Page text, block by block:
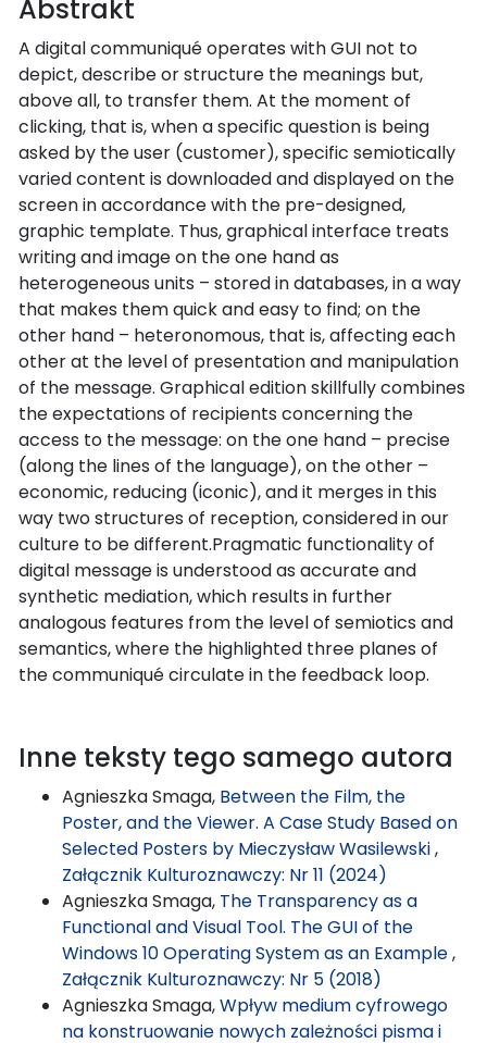
Abstrakt
A digital communiqué operates with GUI not to
depict, describe or structure the meanings but,
above all, to transfer them. At the moment of
clicking, that is, when a specific question is being
asked by the user (customer), specific semiotically
varied content is downloaded and displayed on the
screen in accordance with the pre-designed,
graphic template. Thus, graphical interface treats
writing and image on the one hand as
heterogeneous units – stored in databases, in a way
that makes them quick and easy to find; on the
other hand – heteronomous, that is, affecting each
other at the level of presentation and manipulation
of the message. Graphical edition skillfully combines
the expectations of recipients concerning the
access to the message: on the one hand – precise
(along the lines of the language), on the other –
economic, reducing (iconic), and it merges in this
way two structures of reception, considered in our
culture to be different.Pragmatic functionality of
digital message is understood as accurate and
synthetic mediation, which results in further
analogous features from the level of semiotics and
semantics, where the highlighted three planes of
the communiqué circulate in the feedback loop.
Inne teksty tego samego autora
Agnieszka Smaga, Between the Film, the
Poster, and the Viewer. A Case Study Based on
Selected Posters by Mieczysław Wasilewski,
Załącznik Kulturoznawczy: Nr 11 (2024)
Agnieszka Smaga, The Transparency as a
Functional and Visual Tool. The GUI of the
Windows 10 Operating System as an Example,
Załącznik Kulturoznawczy: Nr 5 (2018)
Agnieszka Smaga,Wpływ medium cyfrowego
na konstruowanie nowych zależności pisma i